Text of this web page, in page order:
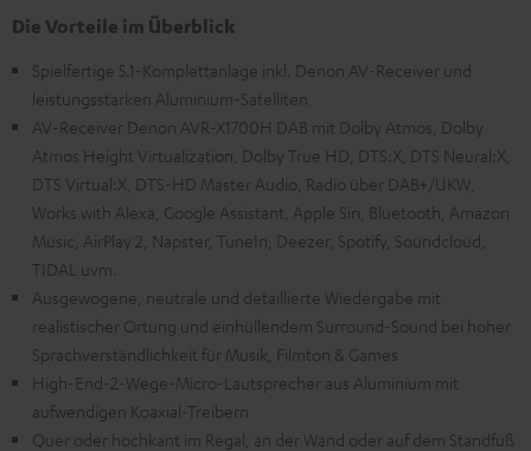
Die Vorteile im Überblick
Spielfertige 5.1-Komplettanlage inkl. Denon AV-Receiver und
leistungsstarken Aluminium-Satelliten
AV-Receiver Denon AVR-X1700H DAB mit Dolby Atmos, Dolby
Atmos Height Virtualization, Dolby True HD, DTS:X, DTS Neural:X,
DTS Virtual:X, DTS-HD Master Audio, Radio über DAB+/UKW,
Works with Alexa, Google Assistant, Apple Siri, Bluetooth, Amazon
Music, AirPlay 2, Napster, TuneIn, Deezer, Spotify, Soundcloud,
TIDAL uvm.
Ausgewogene, neutrale und detaillierte Wiedergabe mit
realistischer Ortung und einhüllendem Surround-Sound bei hoher
Sprachverständlichkeit für Musik, Filmton & Games
High-End-2-Wege-Micro-Lautsprecher aus Aluminium mit
aufwendigen Koaxial-Treibern
Quer oder hochkant im Regal, an der Wand oder auf dem Standfuß